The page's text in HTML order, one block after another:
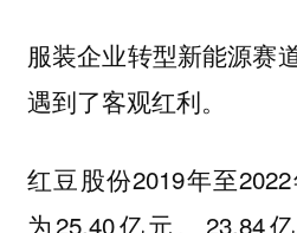
服装企业转型新能源赛
遇到了客观红利。
红豆股份2019年至
为25.40亿元、23.84